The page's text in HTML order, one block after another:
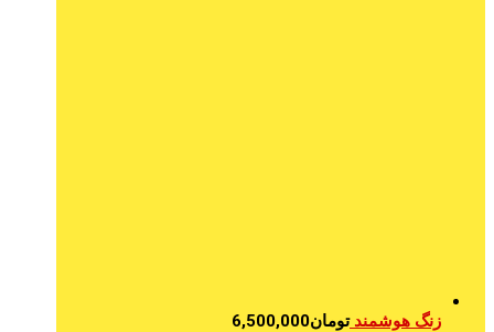
زنگ هوشمند تومان6,500,000